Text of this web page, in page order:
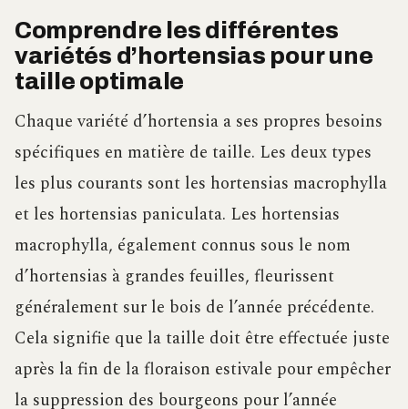
Comprendre les différentes
variétés d’hortensias pour une
taille optimale
Chaque variété d’hortensia a ses propres besoins
spécifiques en matière de taille. Les deux types
les plus courants sont les hortensias macrophylla
et les hortensias paniculata. Les hortensias
macrophylla, également connus sous le nom
d’hortensias à grandes feuilles, fleurissent
généralement sur le bois de l’année précédente.
Cela signifie que la taille doit être effectuée juste
après la fin de la floraison estivale pour empêcher
la suppression des bourgeons pour l’année